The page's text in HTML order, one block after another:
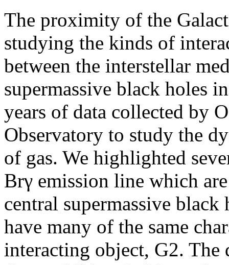
The proximity of the
studying the kinds of
between the interstellar
supermassive black holes
years of data collected by
Observatory to study the
of gas. We highlighted
Brγ emission line which
central supermassive black
have many of the same
interacting object, G2. The